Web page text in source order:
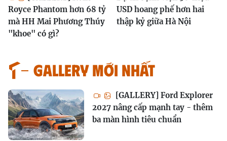
Royce Phantom hơn 68 tỷ
mà HH Mai Phương Thúy
"khoe" có gì?
USD hoang phế hơn hai
thập kỷ giữa Hà Nội
GALLERY MỚI NHẤT
[GALLERY] Ford Explorer
2027 nâng cấp mạnh tay - thêm
ba màn hình tiêu chuẩn